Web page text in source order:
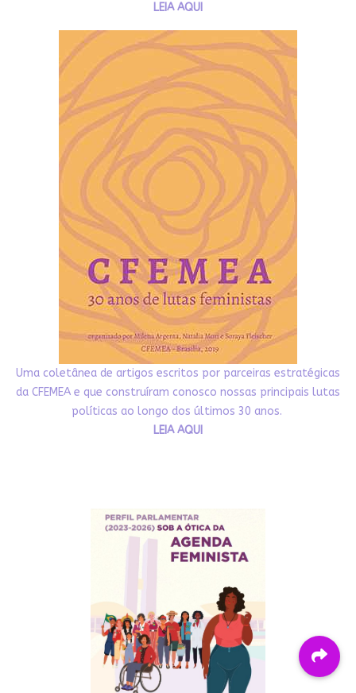
LEIA AQUI
Uma coletânea de artigos escritos por parceiras estratégicas
da CFEMEA e que construíram conosco nossas principais lutas
políticas ao longo dos últimos 30 anos.
LEIA AQUI